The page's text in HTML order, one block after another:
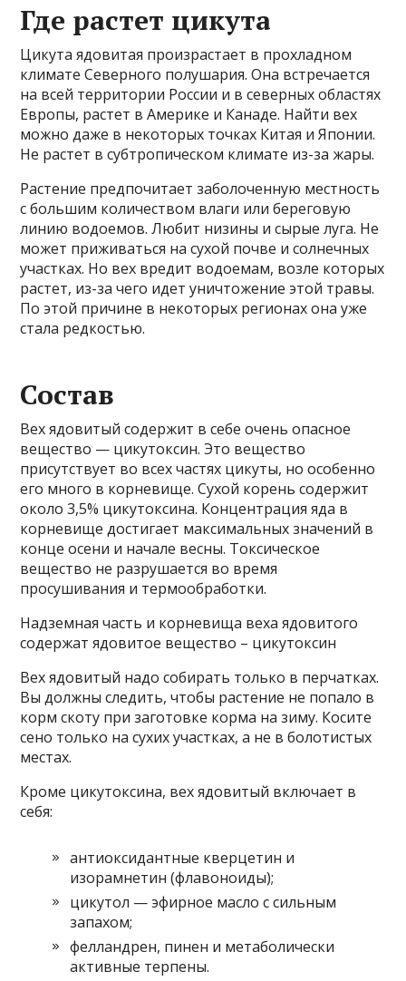
Где растет цикута
Цикута ядовитая произрастает в прохладном
климате Северного полушария. Она встречается
на всей территории России и в северных областях
Европы, растет в Америке и Канаде. Найти вех
можно даже в некоторых точках Китая и Японии.
Не растет в субтропическом климате из-за жары.
Растение предпочитает заболоченную местность
с большим количеством влаги или береговую
линию водоемов. Любит низины и сырые луга. Не
может приживаться на сухой почве и солнечных
участках. Но вех вредит водоемам, возле которых
растет, из-за чего идет уничтожение этой травы.
По этой причине в некоторых регионах она уже
стала редкостью.
Состав
Вех ядовитый содержит в себе очень опасное
вещество — цикутоксин. Это вещество
присутствует во всех частях цикуты, но особенно
его много в корневище. Сухой корень содержит
около 3,5% цикутоксина. Концентрация яда в
корневище достигает максимальных значений в
конце осени и начале весны. Токсическое
вещество не разрушается во время
просушивания и термообработки.
Надземная часть и корневища веха ядовитого
содержат ядовитое вещество – цикутоксин
Вех ядовитый надо собирать только в перчатках.
Вы должны следить, чтобы растение не попало в
корм скоту при заготовке корма на зиму. Косите
сено только на сухих участках, а не в болотистых
местах.
Кроме цикутоксина, вех ядовитый включает в
себя:
антиоксидантные кверцетин и
изорамнетин (флавоноиды);
цикутол — эфирное масло с сильным
запахом;
фелландрен, пинен и метаболически
активные терпены.